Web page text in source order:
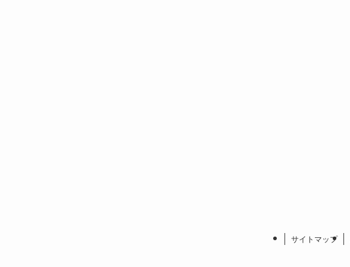
サイトマップ